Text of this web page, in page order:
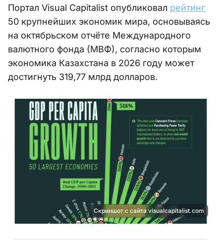
Портал Visual Capitalist опубликовал рейтинг
50 крупнейших экономик мира, основываясь
на октябрьском отчёте Международного
валютного фонда (МВФ), согласно которым
экономика Казахстана в 2026 году может
достигнуть 319,77 млрд долларов.
Скриншот с сайта visualcapitalist.com